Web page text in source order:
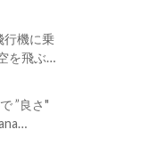
行機に乗
を飛ぶ
”良さ"